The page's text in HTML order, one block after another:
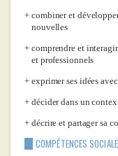
combiner et
nouvelles
comprendre et
et professionnels
exprimer ses idées
décider dans un
décrire et partager sa
COMPÉTENCES